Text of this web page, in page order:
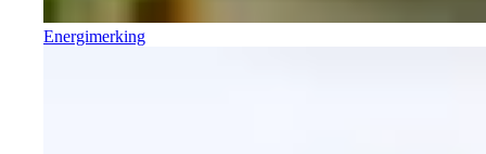
Energimerking